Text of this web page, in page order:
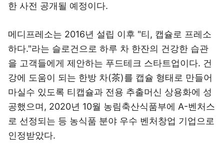
한 사전 공개될 예정이다.
메디프레소는 2016년 설립 이후 "티, 캡슐로 프레소
하다."라는 슬로건으로 하루 차 한잔의 건강한 습관
을 고객들에게 제안하는 푸드테크 스타트업이다. 건
강에 도움이 되는 한방 차(茶)를 캡슐 형태로 만들어
마실수 있도록 티캡슐과 전용 추출머신 상용화에 성
공했으며, 2020년 10월 농림축산식품부에 A-벤처스
로 선정되는 등 농식품 분야 우수 벤처창업 기업으로
인정받았다.